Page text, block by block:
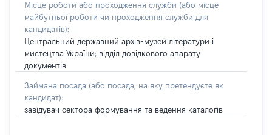
Місце роботи або проходження служби (або місце
майбутньої роботи чи проходження служби для
кандидатів):
Центральний державний архів-музей літератури і
мистецтва України; відділ довідкового апарату
документів
Займана посада (або посада, на яку претендуєте як
кандидат):
завідувач сектора формування та ведення каталогів